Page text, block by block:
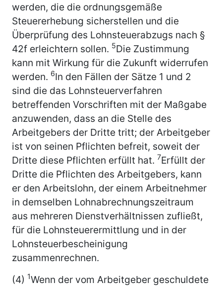
werden, die die ordnungsgemäße
Steuererhebung sicherstellen und die
Überprüfung des Lohnsteuerabzugs nach §
42f erleichtern sollen. 5Die Zustimmung
kann mit Wirkung für die Zukunft widerrufen
werden. 6In den Fällen der Sätze 1 und 2
sind die das Lohnsteuerverfahren
betreffenden Vorschriften mit der Maßgabe
anzuwenden, dass an die Stelle des
Arbeitgebers der Dritte tritt; der Arbeitgeber
ist von seinen Pflichten befreit, soweit der
Dritte diese Pflichten erfüllt hat. 7Erfüllt der
Dritte die Pflichten des Arbeitgebers, kann
er den Arbeitslohn, der einem Arbeitnehmer
in demselben Lohnabrechnungszeitraum
aus mehreren Dienstverhältnissen zufließt,
für die Lohnsteuerermittlung und in der
Lohnsteuerbescheinigung
zusammenrechnen.
(4) 1Wenn der vom Arbeitgeber geschuldete